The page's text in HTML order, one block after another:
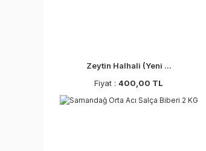
Zeytin Halhali (Yeni ...
Fiyat : 400,00 TL